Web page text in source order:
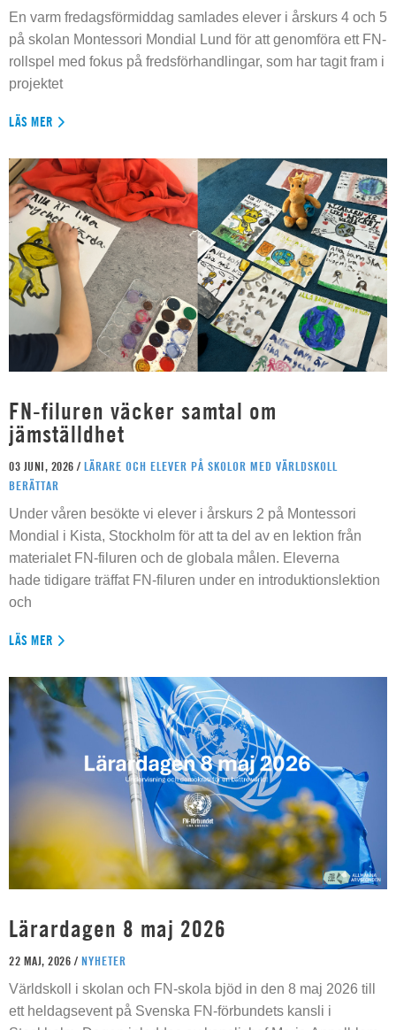
En varm fredagsförmiddag samlades elever i årskurs 4 och 5
på skolan Montessori Mondial Lund för att genomföra ett FN-
rollspel med fokus på fredsförhandlingar, som har tagit fram i
projektet
LÄS MER
FN-filuren väcker samtal om
jämställdhet
03 JUNI, 2026 / LÄRARE OCH ELEVER PÅ SKOLOR MED VÄRLDSKOLL
BERÄTTAR
Under våren besökte vi elever i årskurs 2 på Montessori
Mondial i Kista, Stockholm för att ta del av en lektion från
materialet FN-filuren och de globala målen. Eleverna
hade tidigare träffat FN-filuren under en introduktionslektion
och
LÄS MER
Lärardagen 8 maj 2026
22 MAJ, 2026 / NYHETER
Världskoll i skolan och FN-skola bjöd in den 8 maj 2026 till
ett heldagsevent på Svenska FN-förbundets kansli i